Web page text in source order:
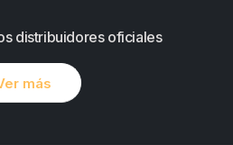
distribuidores oficiales
más